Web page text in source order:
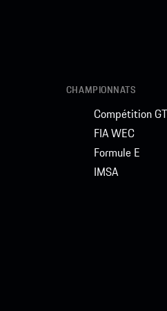
CHAMPIONNATS
Compétition GT
FIA WEC
Formule E
IMSA